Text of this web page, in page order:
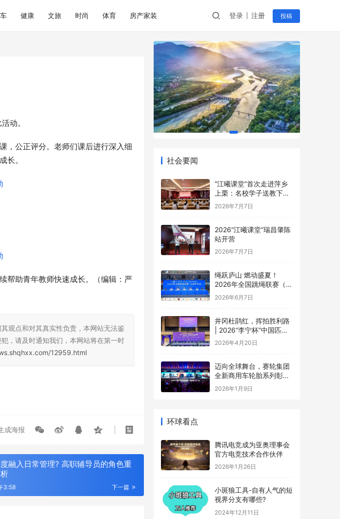
健康 文旅 时尚 体育 房产家装 登录 注册 投稿
动。
，公正评分。老师们课后进行深入细
长。
帮助青年教师快速成长。（编辑：严
观点和对其真实性负责，本网站无法鉴
，请及时通知我们，本网站将在第一时
12959.html
成海报
融入日常管理? 高职辅导员的角色重
下一篇
3:58
社会要闻
“江曦课堂”首次走进萍乡
上栗：名校学子送教下乡
点亮乡村少年暑期梦
2026年7月7日
2026“江曦课堂”瑞昌肇陈
站开营
2026年7月7日
绳跃庐山 燃动盛夏！
2026年全国跳绳联赛（江
西庐山站）盛大开幕
2026年6月7日
井冈杜鹃红，挥拍胜利路
| 2026“李宁杯”中国匹克
球巡回赛井冈山站圆满落
2026年4月20日
迈向全球舞台，赛轮集团
全新商用车轮胎系列彰显
中国品牌实力
2026年1月9日
环球看点
腾讯电竞成为亚奥理事会
官方电竞技术合作伙伴
2026年1月26日
小斑狼工具-自有人气的短
视界分支有哪些?
2024年12月11日